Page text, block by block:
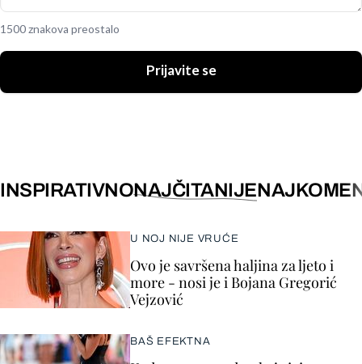
1500 znakova preostalo
Prijavite se
INSPIRATIVNONAJČITANIJE
U NOJ NIJE VRUĆE
Ovo je savršena haljina za ljeto i
more - nosi je i Bojana Gregorić
Vejzović
BAŠ EFEKTNA